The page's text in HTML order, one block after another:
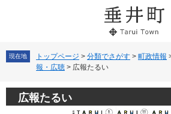
て
現在地 トップページ > 分類でさがす > 町政情報
報・広聴 > 広報たるい
広報たるい